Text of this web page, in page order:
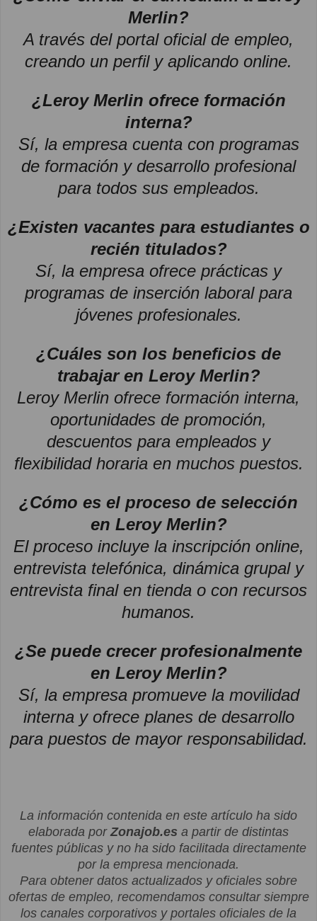
Merlin?
A través del portal oficial de empleo,
creando un perfil y aplicando online.
¿Leroy Merlin ofrece formación
interna?
Sí, la empresa cuenta con programas
de formación y desarrollo profesional
para todos sus empleados.
¿Existen vacantes para estudiantes o
recién titulados?
Sí, la empresa ofrece prácticas y
programas de inserción laboral para
jóvenes profesionales.
¿Cuáles son los beneficios de
trabajar en Leroy Merlin?
Leroy Merlin ofrece formación interna,
oportunidades de promoción,
descuentos para empleados y
flexibilidad horaria en muchos puestos.
¿Cómo es el proceso de selección
en Leroy Merlin?
El proceso incluye la inscripción online,
entrevista telefónica, dinámica grupal y
entrevista final en tienda o con recursos
humanos.
¿Se puede crecer profesionalmente
en Leroy Merlin?
Sí, la empresa promueve la movilidad
interna y ofrece planes de desarrollo
para puestos de mayor responsabilidad.
La información contenida en este artículo ha sido
elaborada por Zonajob.es a partir de distintas
fuentes públicas y no ha sido facilitada directamente
por la empresa mencionada.
Para obtener datos actualizados y oficiales sobre
ofertas de empleo, recomendamos consultar siempre
los canales corporativos y portales oficiales de la